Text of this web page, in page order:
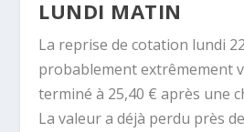
LUNDI MATIN
La reprise de cotation lundi
probablement extrêmement
terminé à 25,40 € après une
La valeur a déjà perdu près